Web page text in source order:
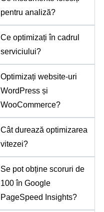
pentru analiză?
Ce optimizați în cadrul
serviciului?
Optimizați website-uri
WordPress și
WooCommerce?
Cât durează optimizarea
vitezei?
Se pot obține scoruri de
100 în Google
PageSpeed Insights?